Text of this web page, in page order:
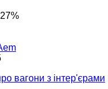
вагони з інтер'єрами